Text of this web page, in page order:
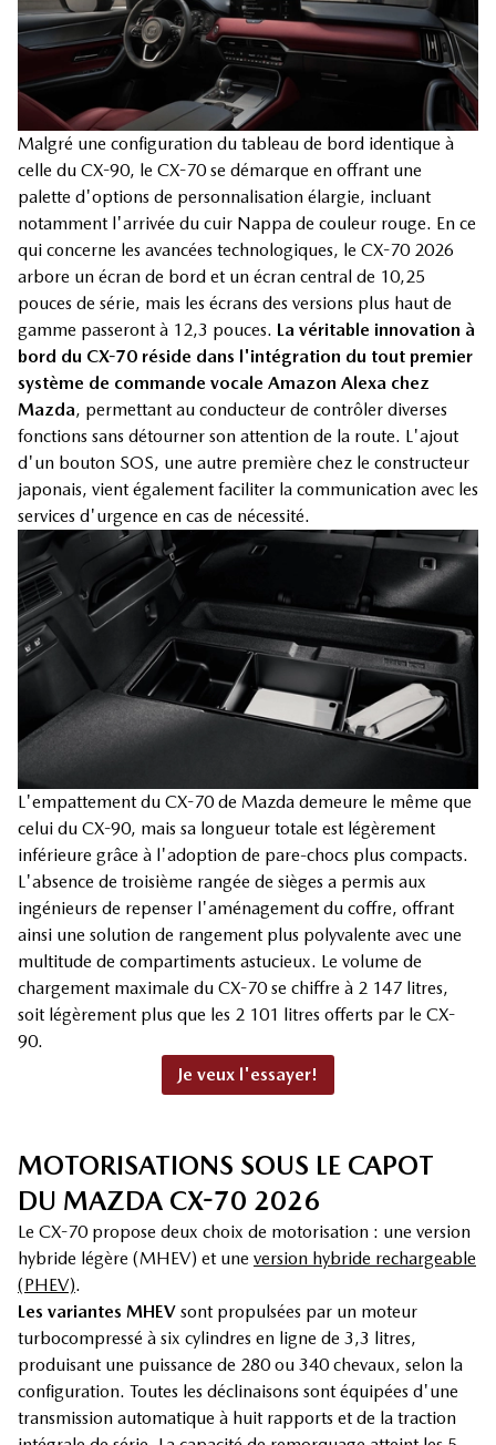
Malgré une configuration du tableau de bord identique à
celle du CX-90, le CX-70 se démarque en offrant une
palette d'options de personnalisation élargie, incluant
notamment l'arrivée du cuir Nappa de couleur rouge. En ce
qui concerne les avancées technologiques, le CX-70 2026
arbore un écran de bord et un écran central de 10,25
pouces de série, mais les écrans des versions plus haut de
gamme passeront à 12,3 pouces. La véritable innovation à
bord du CX-70 réside dans l'intégration du tout premier
système de commande vocale Amazon Alexa chez
Mazda, permettant au conducteur de contrôler diverses
fonctions sans détourner son attention de la route. L'ajout
d'un bouton SOS, une autre première chez le constructeur
japonais, vient également faciliter la communication avec les
services d'urgence en cas de nécessité.
L'empattement du CX-70 de Mazda demeure le même que
celui du CX-90, mais sa longueur totale est légèrement
inférieure grâce à l'adoption de pare-chocs plus compacts.
L'absence de troisième rangée de sièges a permis aux
ingénieurs de repenser l'aménagement du coffre, offrant
ainsi une solution de rangement plus polyvalente avec une
multitude de compartiments astucieux. Le volume de
chargement maximale du CX-70 se chiffre à 2 147 litres,
soit légèrement plus que les 2 101 litres offerts par le CX-
90.
Je veux l'essayer!
MOTORISATIONS SOUS LE CAPOT
DU MAZDA CX-70 2026
Le CX-70 propose deux choix de motorisation : une version
hybride légère (MHEV) et une version hybride rechargeable
(PHEV).
Les variantes MHEV sont propulsées par un moteur
turbocompressé à six cylindres en ligne de 3,3 litres,
produisant une puissance de 280 ou 340 chevaux, selon la
configuration. Toutes les déclinaisons sont équipées d'une
transmission automatique à huit rapports et de la traction